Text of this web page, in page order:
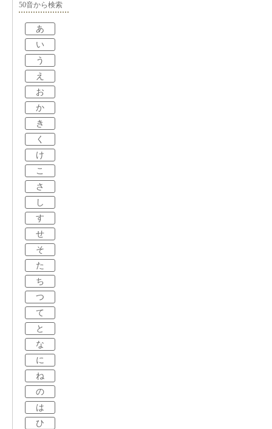
50音から検索
あ
い
う
え
お
か
き
く
け
こ
さ
し
す
せ
そ
た
ち
つ
て
と
な
に
ね
の
は
ひ